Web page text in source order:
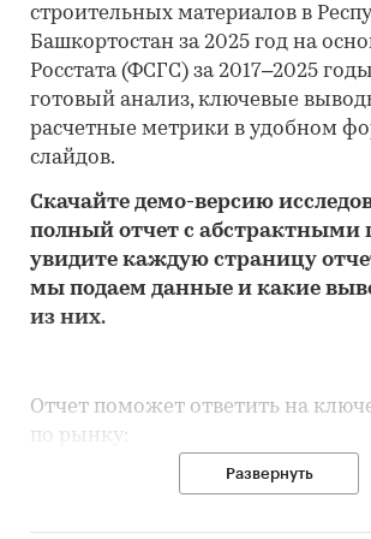
строительных материалов в
Башкортостан за 2025 год на
Росстата (ФСГС) за 2017–2025
готовый анализ, ключевые
расчетные метрики в удобном
слайдов.
Скачайте демо-версию
полный отчет с
увидите каждую страницу
мы подаем данные и какие
из них.
Отчет поможет ответить на
по рынку:
• Каков объем розничного рынка
Развернуть